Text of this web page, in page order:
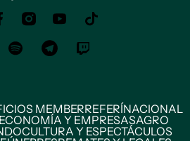
MEMBERREFERÍNACIONAL
ECONOMÍA Y EMPRESASAGRO
CULTURA Y ESPECTÁCULOS